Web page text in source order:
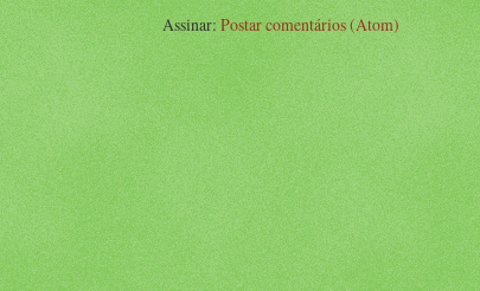
Assinar:Postar comentários (Atom)